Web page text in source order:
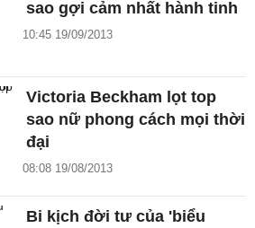
sao gợi cảm nhất hành tinh
10:45 19/09/2013
Victoria Beckham lọt top
sao nữ phong cách mọi thời
đại
08:08 19/08/2013
Bi kịch đời tư của 'biểu